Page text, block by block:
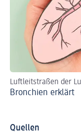
Luftleitstraßen der
Bronchien erklärt
Quellen